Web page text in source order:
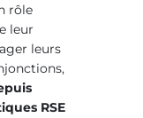
rôle
leur
leurs
RSE